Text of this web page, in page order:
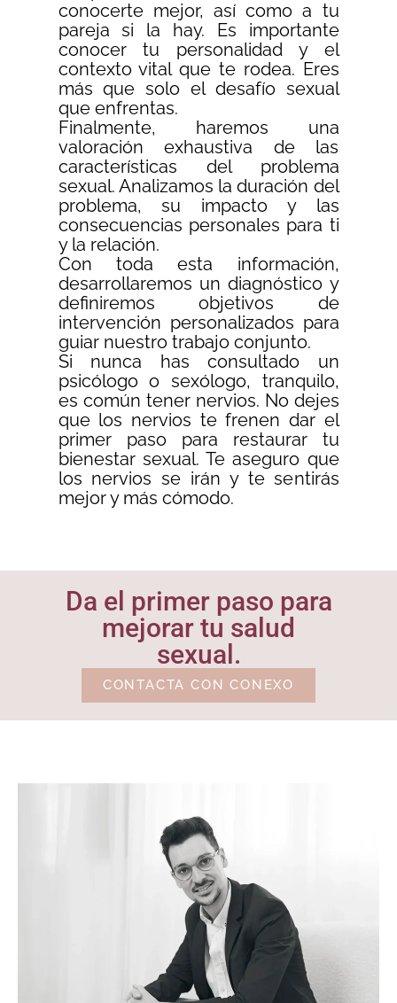
conocerte mejor, así como a tu
pareja si la hay. Es importante
conocer tu personalidad y el
contexto vital que te rodea. Eres
más que solo el desafío sexual
que enfrentas.
Finalmente, haremos una
valoración exhaustiva de las
características del problema
sexual. Analizamos la duración del
problema, su impacto y las
consecuencias personales para ti
y la relación.
Con toda esta información,
desarrollaremos un diagnóstico y
definiremos objetivos de
intervención personalizados para
guiar nuestro trabajo conjunto.
Si nunca has consultado un
psicólogo o sexólogo, tranquilo,
es común tener nervios. No dejes
que los nervios te frenen dar el
primer paso para restaurar tu
bienestar sexual. Te aseguro que
los nervios se irán y te sentirás
mejor y más cómodo.
Da el primer paso para
mejorar tu salud
sexual.
CONTACTA CON CONEXO